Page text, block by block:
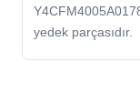
yedek parçasıdır.